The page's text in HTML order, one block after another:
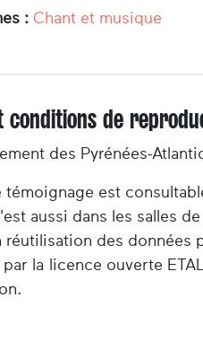
: Chant et musique
conditions de
des Pyrénées-
témoignage est
aussi dans les salles
réutilisation des données
par la licence ouverte